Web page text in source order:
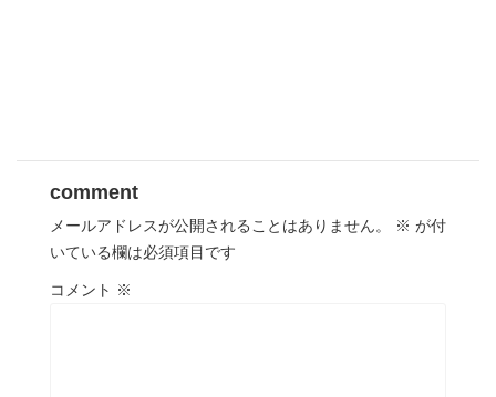
comment
メールアドレスが公開されることはありません。 ※ が付
いている欄は必須項目です
コメント ※